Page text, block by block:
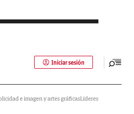
Iniciar sesión
e imagen y artes gráficasLíderes